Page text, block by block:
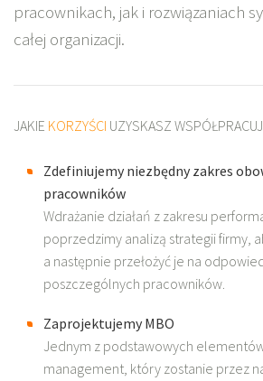
pracownikach, jak i rozwiązaniach
całej organizacji.
JAKIE KORZYŚCI UZYSKASZ
Zdefiniujemy niezbędny zakres
pracowników
Wdrażanie działań z zakresu
poprzedzimy analizą strategii firmy,
a następnie przełożyć je na
poszczególnych pracowników.
Zaprojektujemy MBO
Jednym z podstawowych
management, który zostanie przez